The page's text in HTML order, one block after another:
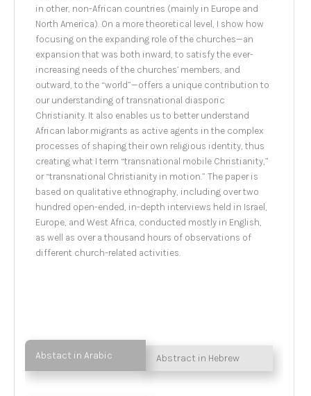
in other, non-African countries (mainly in Europe and
North America). On a more theoretical level, I show how
focusing on the expanding role of the churches—an
expansion that was both inward, to satisfy the ever-
increasing needs of the churches’ members, and
outward, to the “world”—offers a unique contribution to
our understanding of transnational diasporic
Christianity. It also enables us to better understand
African labor migrants as active agents in the complex
processes of shaping their own religious identity, thus
creating what I term “transnational mobile Christianity,”
or “transnational Christianity in motion.” The paper is
based on qualitative ethnography, including over two
hundred open-ended, in-depth interviews held in Israel,
Europe, and West Africa, conducted mostly in English,
as well as over a thousand hours of observations of
different church-related activities.
Abstact in Arabic Abstract in Hebrew